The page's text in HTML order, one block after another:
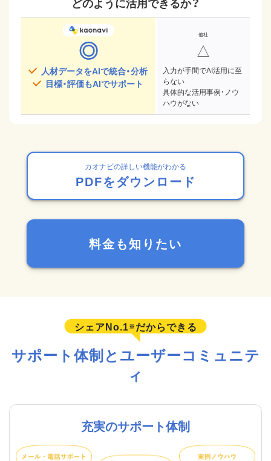
◎
人材データをAIで統合・分析
目標・評価もAIでサポート
△
入力が手間でAI活用に至
らない
具体的な活用事例・ノウ
ハウがない
カオナビの詳しい機能がわかる
PDFをダウンロード
料金も知りたい
シェアNo.1※ だからできる
サポート体制とユーザーコミュニテ
ィ
充実のサポート体制